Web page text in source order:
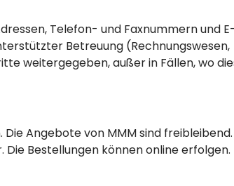
Telefon- und Faxnummern und
Betreuung (Rechnungswesen,
weitergegeben, außer in Fällen, wo
Angebote von MMM sind
Bestellungen können online erfolgen.